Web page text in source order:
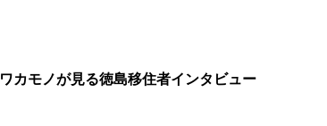
ワカモノが見る徳島移住者インタビュー